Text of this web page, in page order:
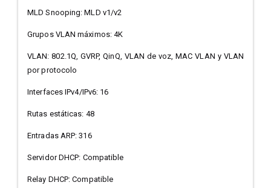
MLD Snooping: MLD v1/v2
Grupos VLAN máximos: 4K
VLAN: 802.1Q, GVRP, QinQ, VLAN de voz, MAC VLAN y VLAN
por protocolo
Interfaces IPv4/IPv6: 16
Rutas estáticas: 48
Entradas ARP: 316
Servidor DHCP: Compatible
Relay DHCP: Compatible